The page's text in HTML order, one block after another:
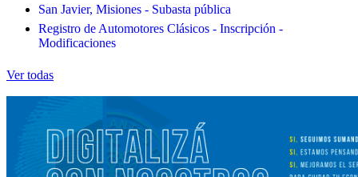
San Javier, Misiones - Subasta pública
Registro de Automotores Clásicos - Inscripción -
Modificaciones
Ver todas